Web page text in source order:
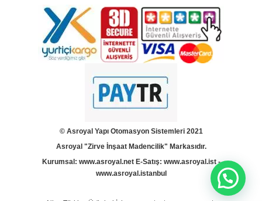
© Asroyal Yapı Otomasyon Sistemleri 2021
Asroyal "Zirve İnşaat Madencilik" Markasıdır.
Kurumsal: www.asroyal.netE-Satış: www.asroyal.ist-
www.asroyal.istanbul